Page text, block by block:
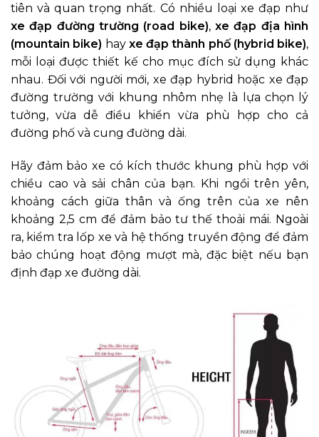
tiên và quan trọng nhất. Có nhiều loại xe đạp như
xe đạp đường trường (road bike),xe đạp địa hình
(mountain bike) hay xe đạp thành phố (hybrid bike),
mỗi loại được thiết kế cho mục đích sử dụng khác
nhau. Đối với người mới, xe đạp hybrid hoặc xe đạp
đường trường với khung nhôm nhẹ là lựa chọn lý
tưởng, vừa dễ điều khiển vừa phù hợp cho cả
đường phố và cung đường dài.
Hãy đảm bảo xe có kích thước khung phù hợp với
chiều cao và sải chân của bạn. Khi ngồi trên yên,
khoảng cách giữa thân và ống trên của xe nên
khoảng 2,5 cm để đảm bảo tư thế thoải mái. Ngoài
ra, kiểm tra lốp xe và hệ thống truyền động để đảm
bảo chúng hoạt động mượt mà, đặc biệt nếu bạn
định đạp xe đường dài.